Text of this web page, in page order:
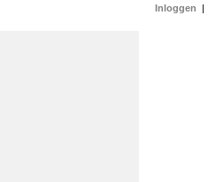
Inloggen |